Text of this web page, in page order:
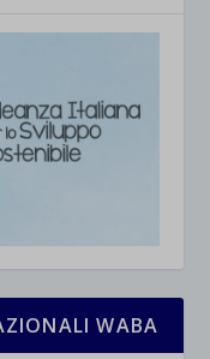
WABA